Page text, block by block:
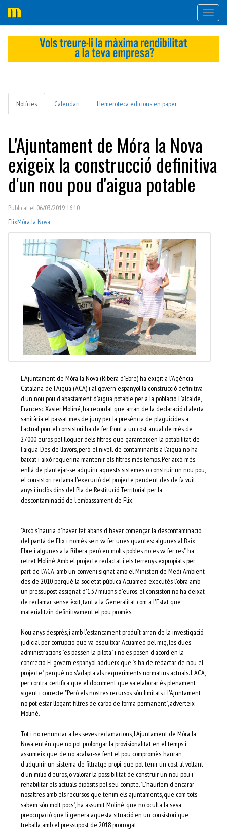
Notícies Calendari Hemeroteca edicions en paper
L'Ajuntament de Móra la Nova
exigeix la construcció definitiva
d'un nou pou d'aigua potable
Publicat el 06/03/2019 16:10
FlixMóra la Nova
L'Ajuntament de Móra la Nova (Ribera d'Ebre) ha exigit a l'Agència
Catalana de l'Aigua (ACA) i al govern espanyol la construcció definitiva
d'un nou pou d'abastament d'aigua potable per a la població. L'alcalde,
Francesc Xavier Moliné, ha recordat que arran de la declaració d'alerta
sanitària el passat mes de juny per la presència de plaguicides a
l'actual pou, el consistori ha de fer front a un cost anual de més de
27.000 euros pel lloguer dels filtres que garanteixen la potabilitat de
l'aigua. Des de llavors, però, el nivell de contaminants a l'aigua no ha
baixat i això requeriria mantenir els filtres més temps. Per això, més
enllà de plantejar-se adquirir aquests sistemes o construir un nou pou,
el consistori reclama l'execució del projecte pendent des de fa vuit
anys i inclòs dins del Pla de Restitució Territorial per la
descontaminació de l'embassament de Flix.
"Això s'hauria d'haver fet abans d'haver començar la descontaminació
del pantà de Flix i només se'n va fer unes quantes: algunes al Baix
Ebre i algunes a la Ribera, però en molts pobles no es va fer res", ha
retret Moliné. Amb el projecte redactat i els terrenys expropiats per
part de l'ACA, amb un conveni signat amb el Ministeri de Medi Ambient
des de 2010 perquè la societat pública Acuamed executés l'obra amb
un pressupost assignat d'1,37 milions d'euros, el consistori no ha deixat
de reclamar, sense èxit, tant a la Generalitat com a l'Estat que
materialitzin definitivament el pou promès.
Nou anys després, i amb l'estancament produït arran de la investigació
judicial per corrupció que va esquitxar Acuamed pel mig, les dues
administracions "es passen la pilota" i no es posen d'acord en la
concreció. El govern espanyol addueix que "s'ha de redactar de nou el
projecte" perquè no s'adapta als requeriments normatius actuals. L'ACA,
per contra, certifica que el document que va elaborar és plenament
vigent i correcte. "Però els nostres recursos són limitats i l'Ajuntament
no pot estar llogant filtres de carbó de forma permanent", adverteix
Moliné.
Tot i no renunciar a les seves reclamacions, l'Ajuntament de Móra la
Nova entén que no pot prolongar la provisionalitat en el temps i
assumeix que, de no acabar-se fent el pou compromès, hauran
d'adquirir un sistema de filtratge propi, que pot tenir un cost al voltant
d'un milió d'euros, o valorar la possibilitat de construir un nou pou i
rehabilitar els actuals dipòsits pel seu compte. "L'hauríem d'encarar
nosaltres amb els recursos que tenim els ajuntaments, que com tots
sabem són molt pocs", ha assumit Moliné, que no oculta la seva
preocupació que li genera aquesta situació en un consistori que
treballa amb el pressupost de 2018 prorrogat.